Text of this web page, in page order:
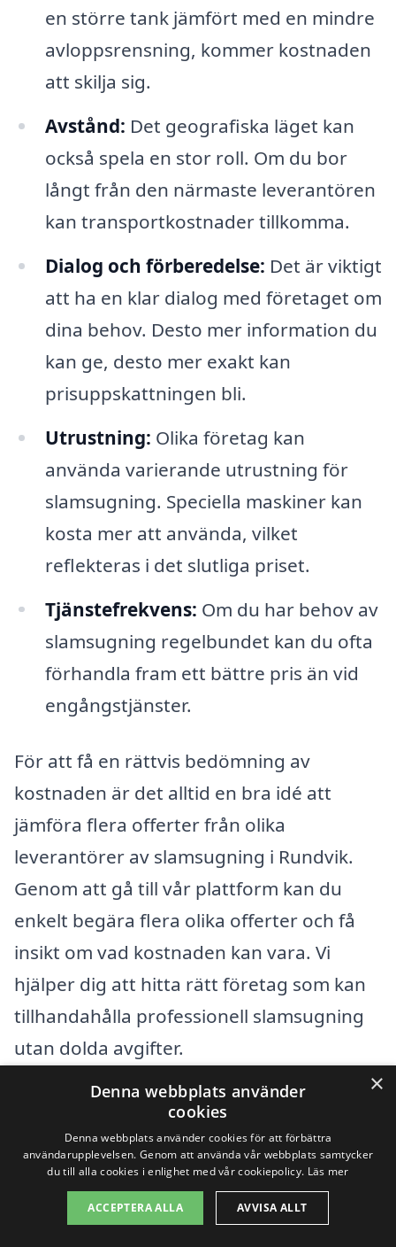
en större tank jämfört med en mindre
avloppsrensning, kommer kostnaden
att skilja sig.
Avstånd: Det geografiska läget kan
också spela en stor roll. Om du bor
långt från den närmaste leverantören
kan transportkostnader tillkomma.
Dialog och förberedelse: Det är viktigt
att ha en klar dialog med företaget om
dina behov. Desto mer information du
kan ge, desto mer exakt kan
prisuppskattningen bli.
Utrustning: Olika företag kan
använda varierande utrustning för
slamsugning. Speciella maskiner kan
kosta mer att använda, vilket
reflekteras i det slutliga priset.
Tjänstefrekvens: Om du har behov av
slamsugning regelbundet kan du ofta
förhandla fram ett bättre pris än vid
engångstjänster.
För att få en rättvis bedömning av
kostnaden är det alltid en bra idé att
jämföra flera offerter från olika
leverantörer av slamsugning i Rundvik.
Genom att gå till vår plattform kan du
enkelt begära flera olika offerter och få
insikt om vad kostnaden kan vara. Vi
hjälper dig att hitta rätt företag som kan
tillhandahålla professionell slamsugning
utan dolda avgifter.
Kom ihåg att det alltid är värt att fråga om
eventuella tilläggskostnader eller
specialerbjudanden som kan finnas
tillgängliga. Att vara välinformerad
hjälper dig inte bara att spara pengar
×
Denna webbplats använder
cookies
Denna webbplats använder cookies för att förbättra
användarupplevelsen. Genom att använda vår webbplats samtycker
du till alla cookies i enlighet med vår cookiepolicy. Läs mer
ACCEPTERA ALLA AVVISA ALLT